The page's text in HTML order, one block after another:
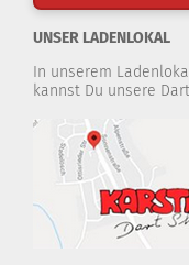
UNSER LADENLOKAL
In unserem
kannst Du unsere